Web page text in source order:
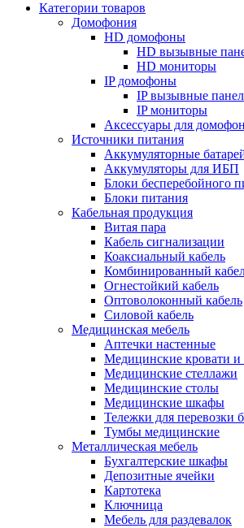
Категории товаров
Домофония
HD домофоны
HD вызывные
HD мониторы
IP домофоны
IP вызывные
IP мониторы
Аксессуары для
Источники питания
Аккумуляторные
Аккумуляторы для ИБП
Блоки бесперебойного
Блоки питания
Кабельная продукция
Витая пара
Кабель сигнализации
Коаксиальный кабель
Комбинированный
Огнестойкий кабель
Оптоволоконный кабель
Силовой кабель
Медицинская мебель
Аптечки настенные
Медицинские кровати и
Медицинские стеллажи
Медицинские столы
Медицинские шкафы
Тележки для перевозки
Тумбы медицинские
Металлическая мебель
Бухгалтерские шкафы
Депозитные ячейки
Картотека
Ключница
Мебель для раздевалок